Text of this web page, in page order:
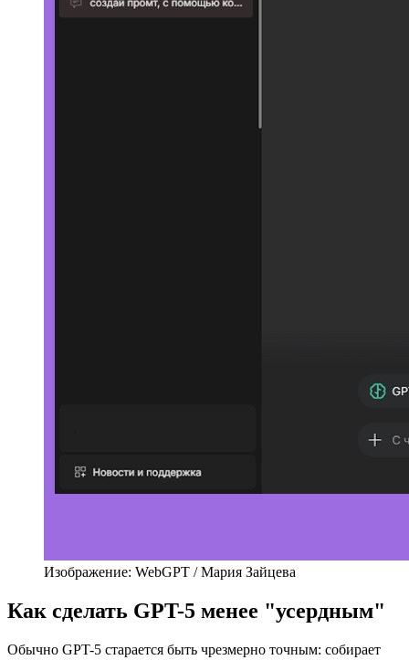
Изображение: WebGPT / Мария Зайцева
Как сделать GPT-5 менее "усердным"
Обычно GPT-5 старается быть чрезмерно точным: собирает